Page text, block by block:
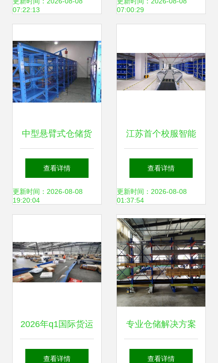
07:22:13
07:00:29
中型悬臂式仓储货
架 提升普通货物仓
储效率的关键装备
查看详情
更新时间：2026-08-08
19:20:04
江苏首个校服智能
化仓储物流综合体
正式投用，开启“智
慧校服”新时代
查看详情
更新时间：2026-08-08
01:37:54
2026年q1国际货运
热门公司盘点与联
查看详情
专业仓储解决方案
不规则货物悬臂货
查看详情